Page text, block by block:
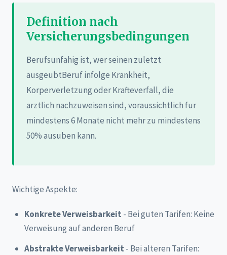
Definition nach
Versicherungsbedingungen
Berufsunfahig ist, wer seinen zuletzt
ausgeubtBeruf infolge Krankheit,
Korperverletzung oder Krafteverfall, die
arztlich nachzuweisen sind, voraussichtlich fur
mindestens 6 Monate nicht mehr zu mindestens
50% ausuben kann.
Wichtige Aspekte:
Konkrete Verweisbarkeit - Bei guten Tarifen: Keine
Verweisung auf anderen Beruf
Abstrakte Verweisbarkeit - Bei alteren Tarifen: